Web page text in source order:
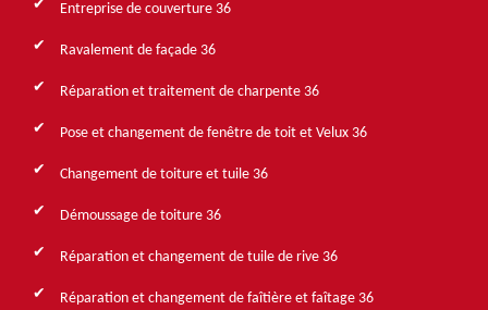
Entreprise de couverture 36
Ravalement de façade 36
Réparation et traitement de charpente 36
Pose et changement de fenêtre de toit et Velux 36
Changement de toiture et tuile 36
Démoussage de toiture 36
Réparation et changement de tuile de rive 36
Réparation et changement de faîtière et faîtage 36